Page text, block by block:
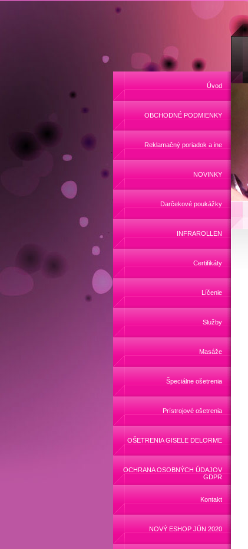
Úvod
OBCHODNÉ PODMIENKY
Reklamačný poriadok a ine
NOVINKY
Darčekové poukážky
INFRAROLLEN
Certifikáty
Líčenie
Služby
Masáže
Špeciálne ošetrenia
Prístrojové ošetrenia
OŠETRENIA GISELE DELORME
OCHRANA OSOBNÝCH ÚDAJOV
GDPR
Kontakt
NOVÝ ESHOP JÚN 2020